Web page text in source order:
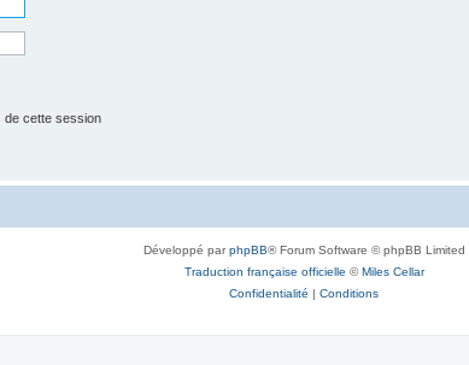
de cette session
Développé parphpBB® Forum Software © phpBB Limited
Traduction française officielle ©Miles Cellar
Confidentialité | Conditions